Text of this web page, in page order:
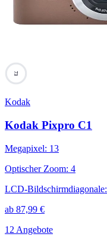
73
Kodak
Kodak Pixpro C1
Megapixel: 13
Optischer Zoom: 4
LCD-Bildschirmdiagonale:
ab 87,99 €
12 Angebote